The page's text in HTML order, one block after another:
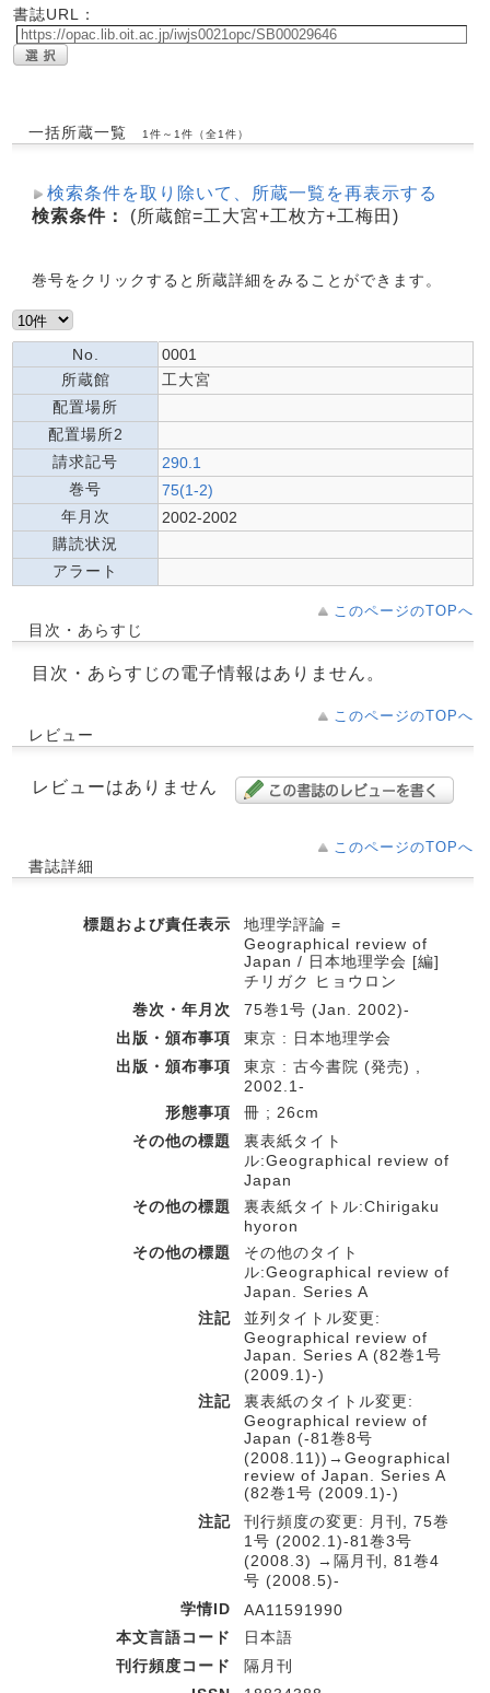
書誌URL：
一括所蔵一覧 1件～1件（全1件）
検索条件を取り除いて、所蔵一覧を再表示する
検索条件：
(所蔵館=工大宮+工枚方+工梅田)
巻号をクリックすると所蔵詳細をみることができます。
No.
0001
所蔵館
工大宮
配置場所
配置場所2
請求記号
290.1
巻号
75(1-2)
年月次
2002-2002
購読状況
アラート
このページのTOPへ
目次・あらすじ
目次・あらすじの電子情報はありません。
このページのTOPへ
レビュー
レビューはありません
このページのTOPへ
書誌詳細
標題および責任表示
地理学評論 =
Geographical review of
Japan / 日本地理学会 [編]
チリガク ヒョウロン
巻次・年月次
75巻1号 (Jan. 2002)-
出版・頒布事項
東京 : 日本地理学会
出版・頒布事項
東京 : 古今書院 (発売) ,
2002.1-
形態事項
冊 ; 26cm
その他の標題
裏表紙タイト
ル:Geographical review of
Japan
その他の標題
裏表紙タイトル:Chirigaku
hyoron
その他の標題
その他のタイト
ル:Geographical review of
Japan. Series A
注記
並列タイトル変更:
Geographical review of
Japan. Series A (82巻1号
(2009.1)-)
注記
裏表紙のタイトル変更:
Geographical review of
Japan (-81巻8号
(2008.11))→Geographical
review of Japan. Series A
(82巻1号 (2009.1)-)
注記
刊行頻度の変更: 月刊, 75巻
1号 (2002.1)-81巻3号
(2008.3) →隔月刊, 81巻4
号 (2008.5)-
学情ID
AA11591990
本文言語コード
日本語
刊行頻度コード
隔月刊